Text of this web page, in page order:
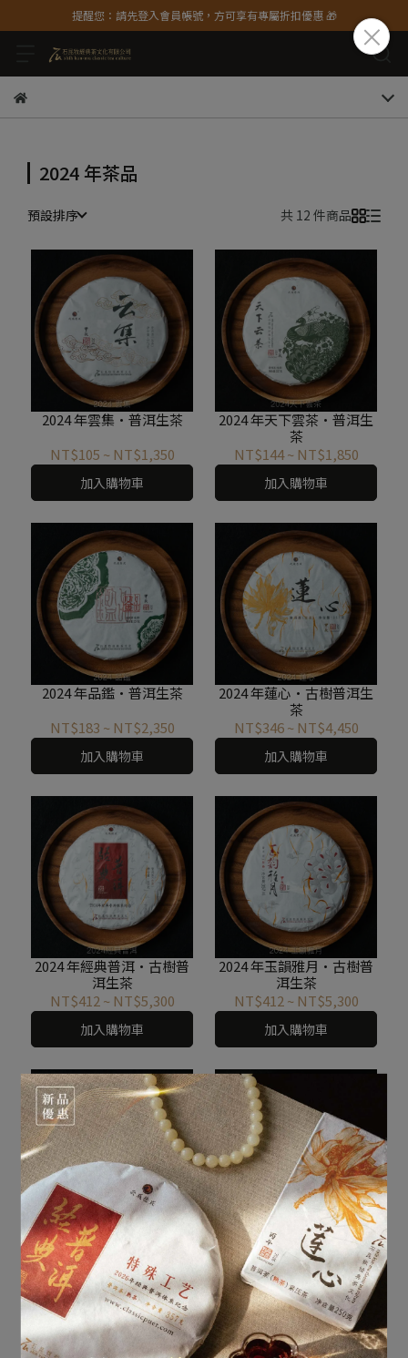
提醒您：請先登入會員帳號，方可享有專屬折扣優惠 🎁
2024 年茶品
預設排序 共 12 件商品
2024 年雲集·普洱生茶
NT$105 ~ NT$1,350
加入購物車
2024 年天下雲茶·普洱生
茶
NT$144~ NT$1,850
加入購物車
2024 年品鑑·普洱生茶
NT$183 ~ NT$2,350
加入購物車
2024 年蓮心·古樹普洱生
茶
NT$346~ NT$4,450
加入購物車
2024 年經典普洱·古樹普
洱生茶
NT$412 ~ NT$5,300
加入購物車
2024 年玉韻雅月·古樹普
洱生茶
NT$412 ~ NT$5,300
加入購物車
2024 年鑫昀晟·古樹普洱
生茶
NT$759
~NT$9,750
加入購物車
2024 年天授·古樹普洱生
茶
NT$1,427~NT$13,250
加入購物車